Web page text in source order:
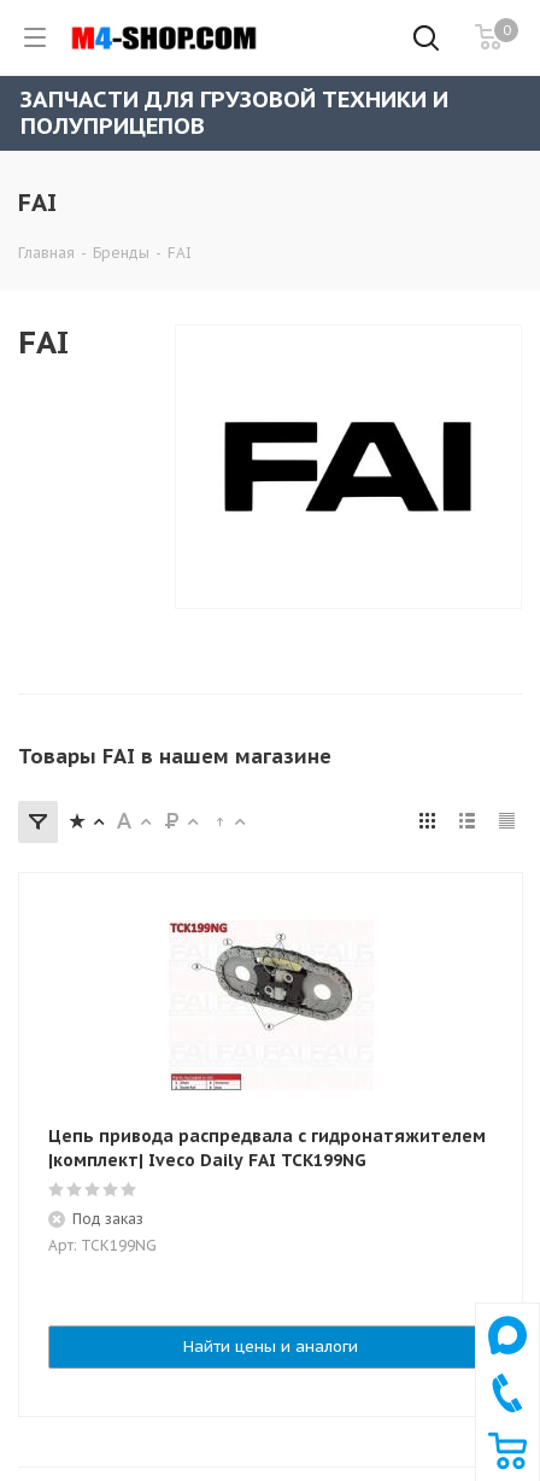
0
ЗАПЧАСТИ ДЛЯ ГРУЗОВОЙ ТЕХНИКИ И
ПОЛУПРИЦЕПОВ
FAI
Главная - Бренды - FAI
FAI
Товары FAI в нашем магазине
Цепь привода распредвала с гидронатяжителем
|комплект| Iveco Daily FAI TCK199NG
Под заказ
Арт: TCK199NG
Найти цены и аналоги